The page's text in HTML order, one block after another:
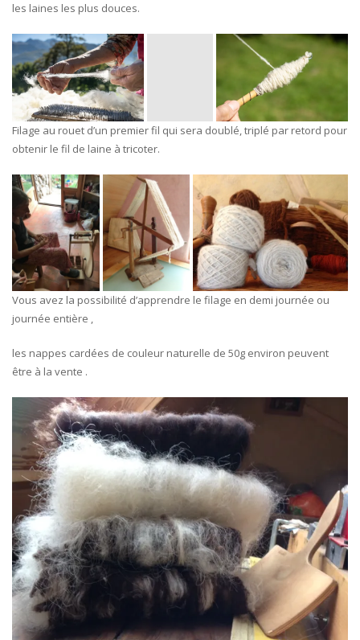
les laines les plus douces.
Filage au rouet d’un premier fil qui sera doublé, triplé par retord pour
obtenir le fil de laine à tricoter.
Vous avez la possibilité d’apprendre le filage en demi journée ou
journée entière ,
les nappes cardées de couleur naturelle de 50g environ peuvent
être à la vente .